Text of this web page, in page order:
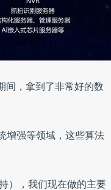
间，拿到了非常好的数
增强等领域，这些算法
），我们现在做的主要